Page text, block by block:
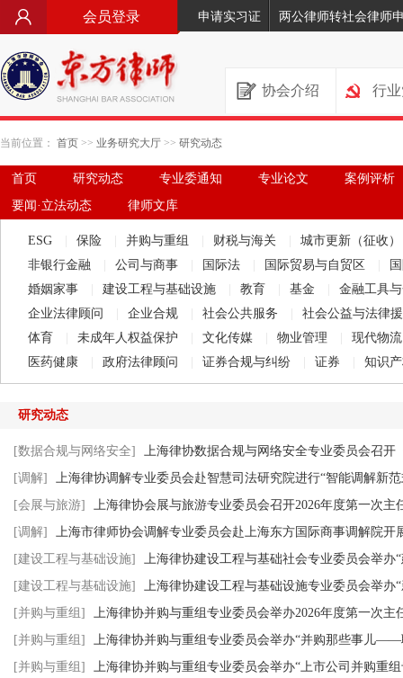
会员登录 申请实习证 两公律师转社会律师
协会介绍 行
当前位置： 首页 >> 业务研究大厅 >> 研究动态
首页 研究动态 专业委通知 专业论文
案例评析
要闻·立法动态
律师文库
ESG 保险 并购与重组 财税与海关
城市更新（征收
非银行金融
公司与商事 国际法 国际贸易与自贸区
婚姻家事
建设工程与基础设施 教育 基金
金融工具
企业法律顾问
企业合规 社会公共服务
社会公益与法律
体育
未成年人权益保护 文化传媒 物业管理
现代物
医药健康
政府法律顾问 证券合规与纠纷 证券 知识
研究动态
[数据合规与网络安全]
上海律协数据合规与网络安全专业委员会召开
[调解]
上海律协调解专业委员会赴智慧司法研究院进行“智能调解新
[会展与旅游]
上海律协会展与旅游专业委员会召开2026年度第一次主
[调解]
上海市律师协会调解专业委员会赴上海东方国际商事调解院开
[建设工程与基础设施]
上海律协建设工程与基础社会专业委员会举办
[建设工程与基础设施]
上海律协建设工程与基础设施专业委员会举办
[并购与重组]
上海律协并购与重组专业委员会举办2026年度第一次主
[并购与重组]
上海律协并购与重组专业委员会举办“并购那些事儿
[并购与重组]
上海律协并购与重组专业委员会举办“上市公司并购重